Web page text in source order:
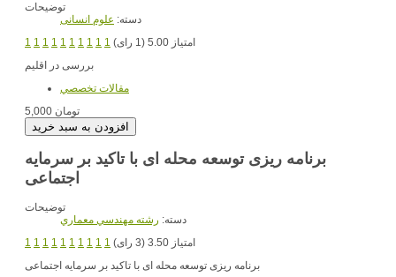
توضیحات
دسته: علوم انسانی
1 1 1 1 1 1 1 1 1 1
امتیاز 5.00 (1 رای)
بررسی در اقلیم
مقالات تخصصي
5,000 تومان
برنامه ریزی توسعه محله ای با تاکید بر سرمایه
اجتماعی
توضیحات
دسته: رشته مهندسي معماري
1 1 1 1 1 1 1 1 1 1
امتیاز 3.50 (3 رای)
برنامه ریزی توسعه محله ای با تاکید بر سرمایه اجتماعی